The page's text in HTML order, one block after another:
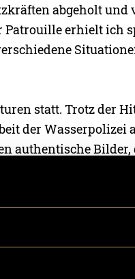
abgeholt und
Patrouille erhielt ich
statt. Trotz der
der Wasserpolizei
authentische Bilder,
und lehrreich,
kaum
einen Blick